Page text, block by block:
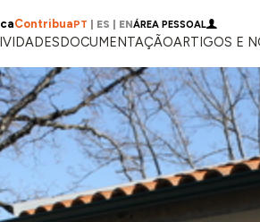
ContribuaPT ES ENÁREA PESSOAL
DOCUMENTAÇÃOARTIGOS E